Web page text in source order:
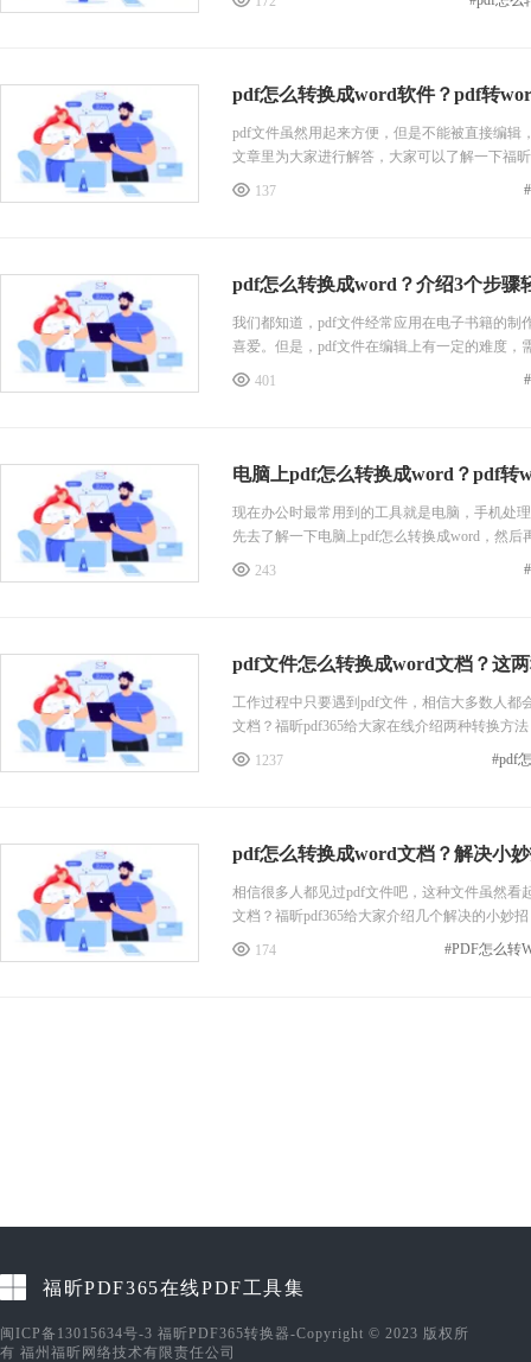
pdf怎么转换成word软件？pdf转
pdf文件虽然用起来方便，但是不能被直接编辑
文章里为大家进行解答，大家可以了解一下福
137
pdf怎么转换成word？介绍3个步骤
我们都知道，pdf文件经常应用在电子书籍的
喜爱。但是，pdf文件在编辑上有一定的难度，
给大家介绍4个步骤轻松搞定。
401
电脑上pdf怎么转换成word？pdf转
现在办公时最常用到的工具就是电脑，手机处
先去了解一下电脑上pdf怎么转换成word，然后
243
pdf文件怎么转换成word文档？这
工作过程中只要遇到pdf文件，相信大多数人都
文档？福昕pdf365给大家在线介绍两种转换方
1237 #pdf
pdf怎么转换成word文档？解决小
相信很多人都见过pdf文件吧，这种文件虽然看
文档？福昕pdf365给大家介绍几个解决的小妙
174 #PDF怎么转
福昕PDF365在线PDF工具集
闽ICP备13015634号-3 福昕PDF365转换器-Copyright © 2023 版权所
有 福州福昕网络技术有限责任公司